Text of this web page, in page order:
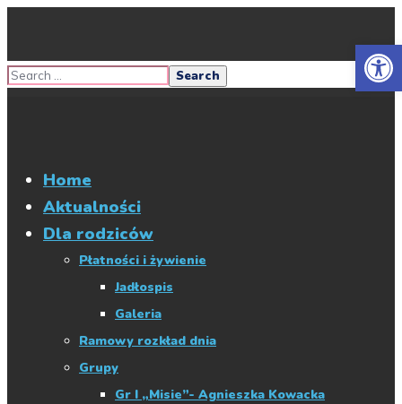
Home
Aktualności
Dla rodziców
Płatności i żywienie
Jadłospis
Galeria
Ramowy rozkład dnia
Grupy
Gr I „Misie”- Agnieszka Kowacka